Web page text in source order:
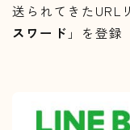
送られてきたURL
スワード 」を登録